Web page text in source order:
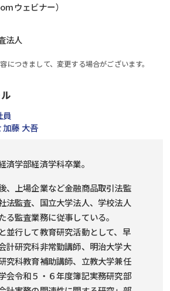
ウェビナー）
法人
つきまして、変更する場合がございます。
員
加藤 大吾
済学部経済学科卒業。
、上場企業など金融商品取引法監
法監査、国立大学法人、学校法人
る監査業務に従事している。
並行して教育研究活動として、早
計研究科非常勤講師、明治大学大
究科教育補助講師、立教大学兼任
会令和５・６年度簿記実務研究部